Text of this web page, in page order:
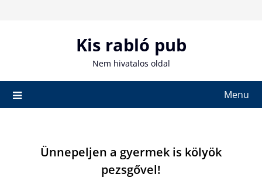
Kis rabló pub
Nem hivatalos oldal
Menu
Ünnepeljen a gyermek is kölyök
pezsgővel!